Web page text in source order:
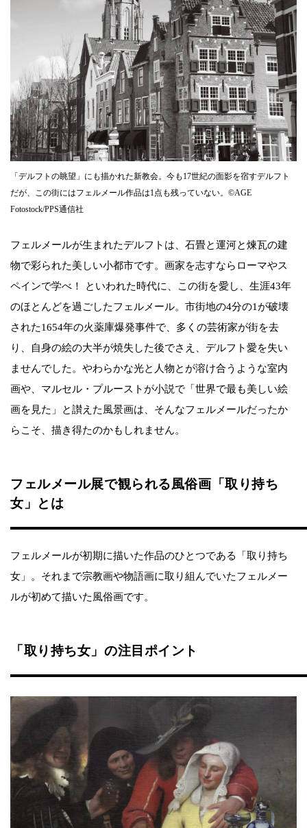
「デルフトの眺望」にも描かれた新教会。今も17世紀の面影を宿すデルフト
だが、この街にはフェルメール作品は1点も残っていない。©AGE
Fotostock/PPS通信社
フェルメールが生まれたデルフトは、石畳と運河と煉瓦の建
物で彩られた美しい小都市です。画家を志すならローマやス
ペインで学べ！ といわれた時代に、この街を愛し、生涯43年
のほとんどを過ごしたフェルメール。市街地の4分の1が破壊
された1654年の火薬庫爆発事件で、多くの芸術家が街を去
り、自身の絵の大半が焼失した後でさえ、デルフト愛を失い
ませんでした。やわらかな光と人物とが溶け合うような室内
画や、マルセル・プルーストが小説で「世界で最も美しい絵
画を見た」と讃えた風景画は、そんなフェルメールだったか
らこそ、描き得たのかもしれません。
フェルメール展で観られる風俗画「取り持ち
女」とは
フェルメールが初期に描いた作品のひとつである「取り持ち
女」。それまで宗教画や物語画に取り組んでいたフェルメー
ルが初めて描いた風俗画です。
「取り持ち女」の注目ポイント